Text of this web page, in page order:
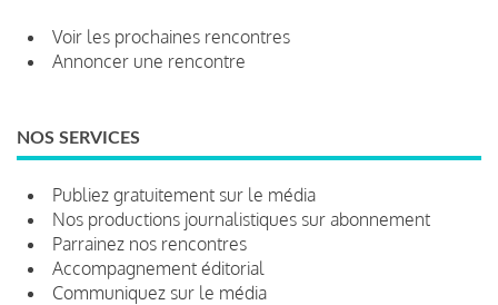
Voir les prochaines rencontres
Annoncer une rencontre
NOS SERVICES
Publiez gratuitement sur le média
Nos productions journalistiques sur abonnement
Parrainez nos rencontres
Accompagnement éditorial
Communiquez sur le média